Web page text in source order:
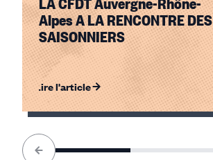
Alpes A LA RENCONTRE DES
SAISONNIERS
Lire l'article